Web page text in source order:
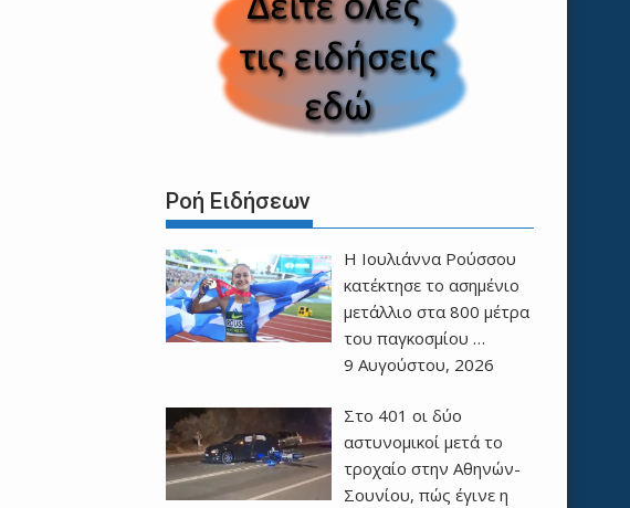
Ροή Ειδήσεων
Η Ιουλιάννα Ρούσσου
κατέκτησε το ασημένιο
μετάλλιο στα 800 μέτρα
του παγκοσμίου …
9 Αυγούστου, 2026
Στο 401 οι δύο
αστυνομικοί μετά το
τροχαίο στην Αθηνών-
Σουνίου, πώς έγινε η